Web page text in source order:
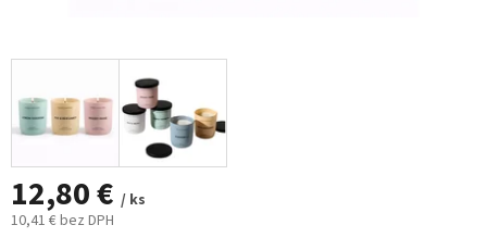
12,80 € / ks
10,41 € bez DPH